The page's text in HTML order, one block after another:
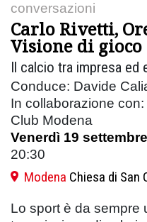
conversazioni
Carlo Rivetti,
Visione di gioco
Il calcio tra impresa
Conduce: Davide
In collaborazione
Club Modena
Venerdì 19
20:30
Modena Chiesa di San
Lo sport è da sempre